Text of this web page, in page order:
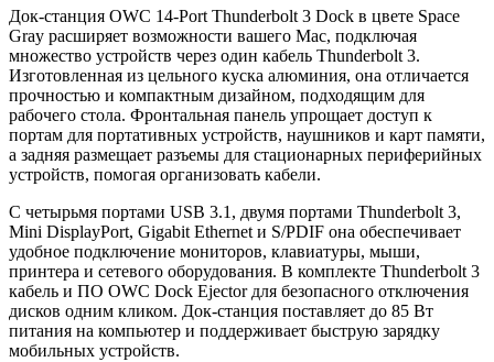
Док-станция OWC 14-Port Thunderbolt 3 Dock в цвете Space
Gray расширяет возможности вашего Mac, подключая
множество устройств через один кабель Thunderbolt 3.
Изготовленная из цельного куска алюминия, она отличается
прочностью и компактным дизайном, подходящим для
рабочего стола. Фронтальная панель упрощает доступ к
портам для портативных устройств, наушников и карт памяти,
а задняя размещает разъемы для стационарных периферийных
устройств, помогая организовать кабели.
С четырьмя портами USB 3.1, двумя портами Thunderbolt 3,
Mini DisplayPort, Gigabit Ethernet и S/PDIF она обеспечивает
удобное подключение мониторов, клавиатуры, мыши,
принтера и сетевого оборудования. В комплекте Thunderbolt 3
кабель и ПО OWC Dock Ejector для безопасного отключения
дисков одним кликом. Док-станция поставляет до 85 Вт
питания на компьютер и поддерживает быструю зарядку
мобильных устройств.